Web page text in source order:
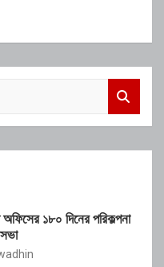
অফিসের ১৮০ দিনের পরিকল্পনা